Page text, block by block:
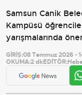
Samsun Canik
Kampüsü
yarışmalarında
GİRİŞ:08 Temmuz 2026 -
OKUMA:2 dkEDİTÖR: